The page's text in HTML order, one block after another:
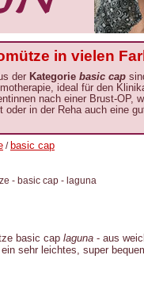
in vielen
der Kategorie basic cap
, ideal für den
nach einer Brust-OP,
oder in der Reha auch eine
/ basic cap
- basic cap - laguna
basic cap laguna - aus
sehr leichtes, super